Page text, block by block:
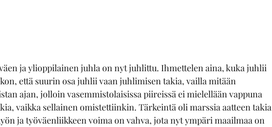
ja ylioppilainen juhla on nyt juhlittu. Ihmettelen aina, kuka juhlii
että suurin osa juhlii vaan juhlimisen takia, vailla mitään
ajan, jolloin vasemmistolaisissa piireissä ei mielellään vappuna
vaikka sellainen omistettiinkin. Tärkeintä oli marssia aatteen takia
ja työväenliikkeen voima on vahva, jota nyt ympäri maailmaa on